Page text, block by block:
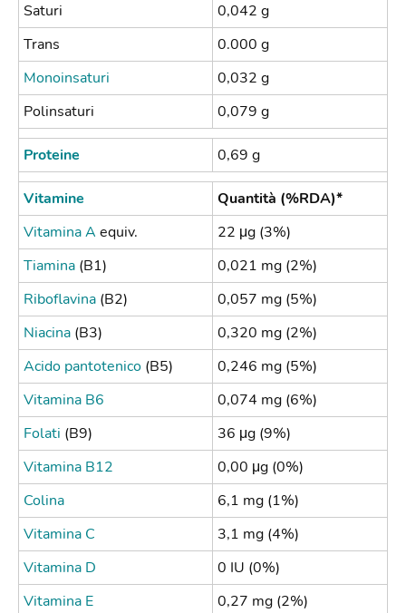
Saturi
0,042 g
Trans
0.000 g
Monoinsaturi
0,032 g
Polinsaturi
0,079 g
Proteine 0,69 g
Vitamine Quantità (%RDA)*
Vitamina A equiv.
22 μg (3%)
Tiamina (B1)
0,021 mg (2%)
Riboflavina (B2)
0,057 mg (5%)
Niacina (B3)
0,320 mg (2%)
Acido pantotenico (B5)
0,246 mg (5%)
Vitamina B6
0,074 mg (6%)
Folati (B9)
36 μg (9%)
Vitamina B12
0,00 μg (0%)
Colina
6,1 mg (1%)
Vitamina C
3,1 mg (4%)
Vitamina D
0 IU (0%)
Vitamina E
0,27 mg (2%)